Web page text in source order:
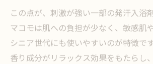
この点が、刺激が強い一部の発汗入浴
マコモは肌への負担が少なく、敏感肌
シニア世代にも使いやすいのが特徴で
香り成分がリラックス効果をもたらし